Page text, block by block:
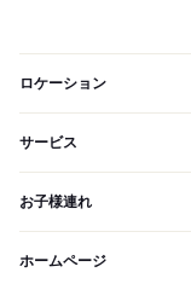
ロケーション
サービス
お子様連れ
ホームページ